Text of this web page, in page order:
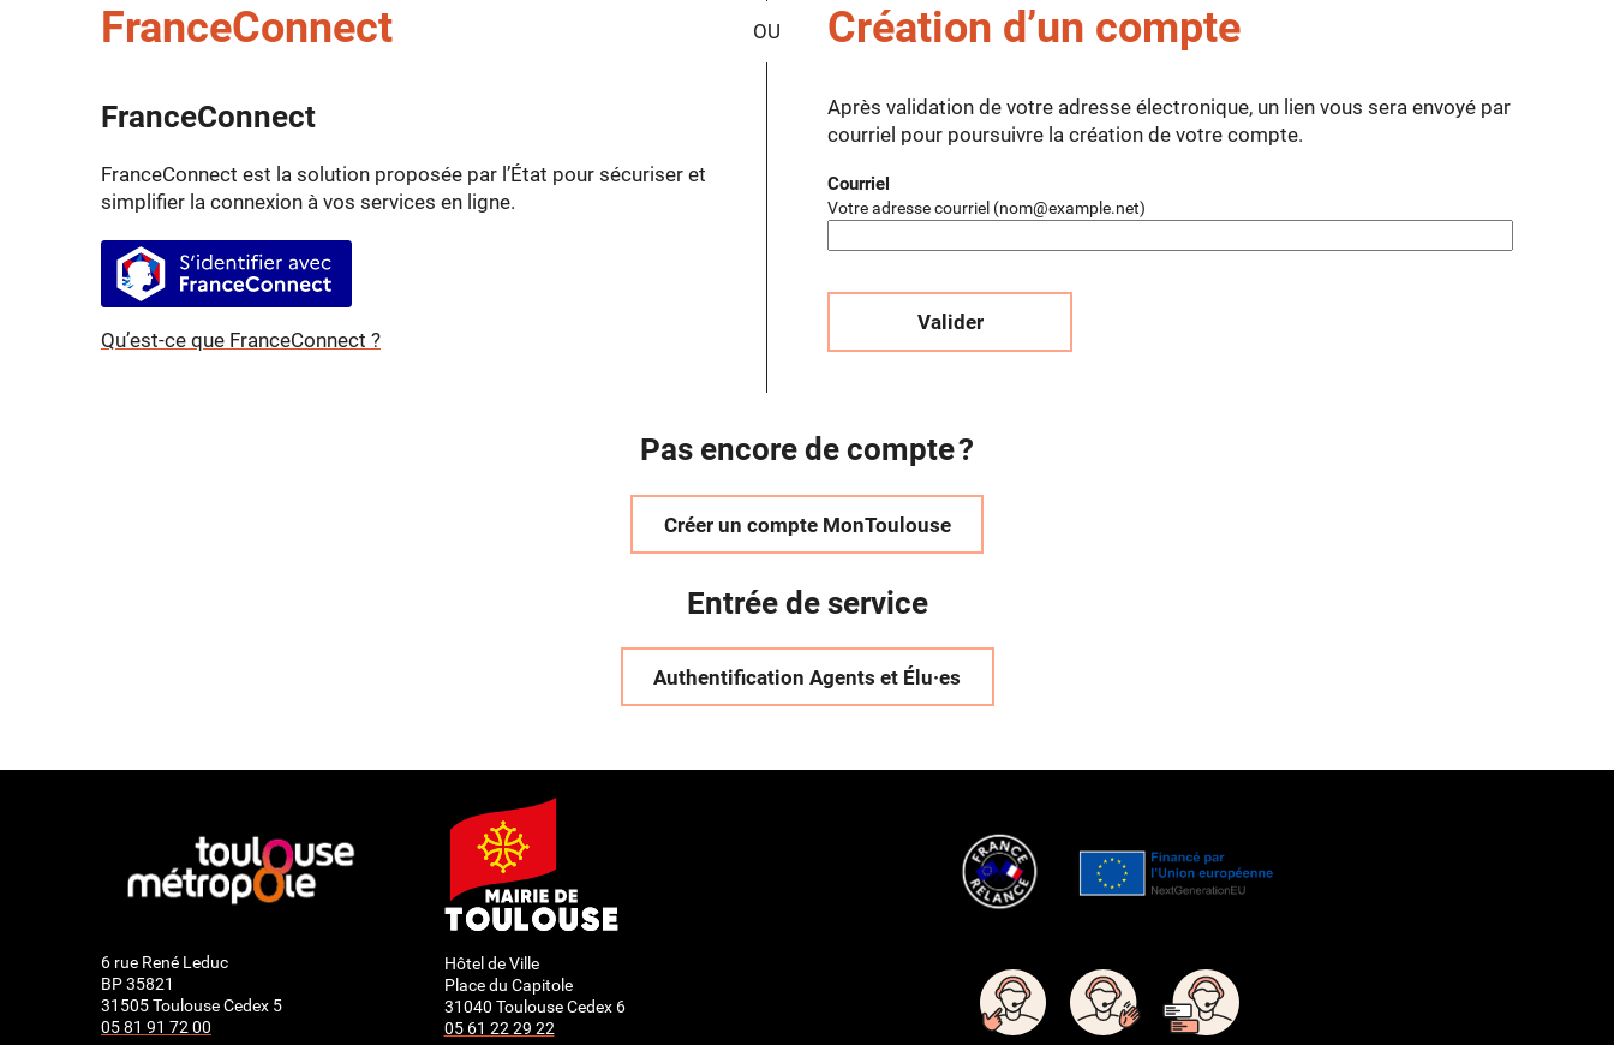
FranceConnect
FranceConnect
FranceConnect est la solution proposée par l’État pour sécuriser et
simplifier la connexion à vos services en ligne.
S’identifier avec FranceConnect
Qu’est-ce que FranceConnect ?
Création d’un compte
Après validation de votre adresse électronique, un lien vous sera envoyé par
courriel pour poursuivre la création de votre compte.
Courriel
Votre adresse courriel (nom@example.net)
Valider
Pas encore de compte ?
Créer un compte MonToulouse
Entrée de service
Authentification Agents et Élu·es
6 rue René Leduc
BP 35821
31505 Toulouse Cedex 5
05 81 91 72 00
Hôtel de Ville
Place du Capitole
31040 Toulouse Cedex 6
05 61 22 29 22